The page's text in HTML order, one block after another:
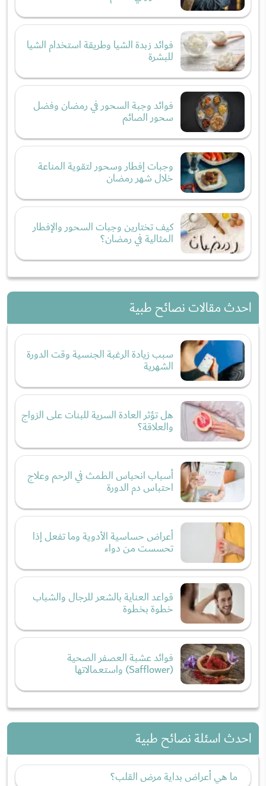
فوائد زبدة الشيا وطريقة استخدام الشيا
للبشرة
فوائد وجبة السحور في رمضان وفضل
سحور الصائم
وجبات إفطار وسحور لتقوية المناعة
خلال شهر رمضان
كيف تختارين وجبات السحور والإفطار
المثالية في رمضان؟
احدث مقالات نصائح طبية
سبب زيادة الرغبة الجنسية وقت الدورة
الشهرية
هل تؤثر العادة السرية للبنات على الزواج
والعلاقة؟
أسباب انحباس الطمث في الرحم وعلاج
احتباس دم الدورة
أعراض حساسية الأدوية وما تفعل إذا
تحسست من دواء
قواعد العناية بالشعر للرجال والشباب
خطوة بخطوة
فوائد عشبة العصفر الصحية
(Safflower) واستعمالاتها
احدث اسئلة نصائح طبية
ما هي أعراض بداية مرض القلب؟